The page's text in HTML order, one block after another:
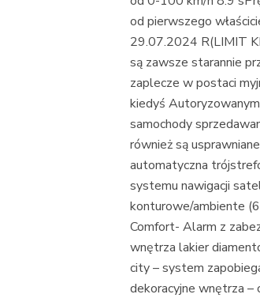
od pierwszego
29.07.2024 R(LIMIT
są zawsze starannie
zaplecze w postaci
kiedyś
samochody
również są
automatyczna
systemu nawigacji
konturowe/ambiente
Comfort- Alarm z
wnętrza lakier
city – system
dekoracyjne wnętrza –